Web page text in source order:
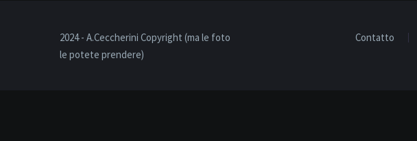
Contatto
2024 - A.Ceccherini Copyright (ma le foto
le potete prendere)